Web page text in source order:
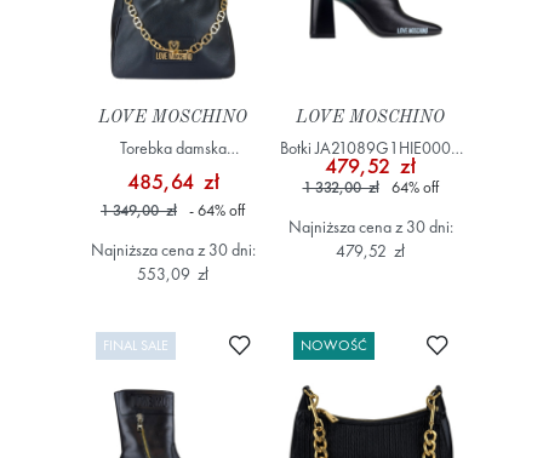
LOVE MOSCHINO
Torebka damska
JC4166PP1OL12 Czarny
485,64 zł
1 349,00 zł - 64%off
Najniższa cena z 30 dni:
553,09 zł
LOVE MOSCHINO
Botki JA21089G1HIE0000
Czarny
479,52 zł
1 332,00 zł 64%off
Najniższa cena z 30 dni:
479,52 zł
FINAL SALE Dodaj do ulubionych
NOWOŚĆ Dodaj do